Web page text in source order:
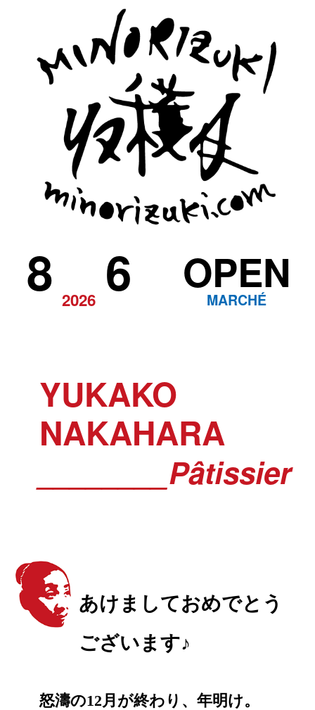
2026
8 6 MARCHÉ
OPEN
YUKAKO
NAKAHARA
________Pâtissier
あけましておめでとう
ございます♪
怒濤の12月が終わり、年明け。